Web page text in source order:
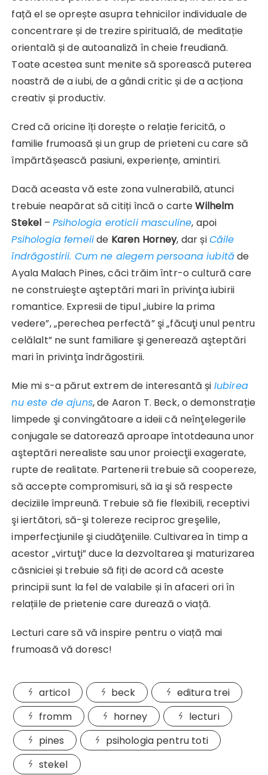
față el se oprește asupra tehnicilor individuale de
concentrare și de trezire spirituală, de meditație
orientală și de autoanaliză în cheie freudiană.
Toate acestea sunt menite să sporească puterea
noastră de a iubi, de a gândi critic și de a acționa
creativ și productiv.
Cred că oricine îți dorește o relație fericită, o
familie frumoasă și un grup de prieteni cu care să
împărtășească pasiuni, experiențe, amintiri.
Dacă aceasta vă este zona vulnerabilă, atunci
trebuie neapărat să citiți încă o carteWilhelm
Stekel – Psihologia eroticii masculine, apoi
Psihologia femeiide Karen Horney, dar șiCăile
îndrăgostirii. Cum ne alegem persoana iubităde
Ayala Malach Pines, căci trăim într-o cultură care
ne construieşte aşteptări mari în privinţa iubirii
romantice. Expresii de tipul „iubire la prima
vedere”, „perechea perfectă” şi „făcuţi unul pentru
celălalt” ne sunt familiare şi generează aşteptări
mari în privinţa îndrăgostirii.
Mie mi s-a părut extrem de interesantă și Iubirea
nu este de ajuns, de Aaron T. Beck, o demonstrație
limpede şi convingătoare a ideii că neînţelegerile
conjugale se datorează aproape întotdeauna unor
aşteptări nerealiste sau unor proiecţii exagerate,
rupte de realitate. Partenerii trebuie să coopereze,
să accepte compromisuri, să ia şi să respecte
deciziile împreună. Trebuie să fie flexibili, receptivi
şi iertători, să-şi tolereze reciproc greşelile,
imperfecţiunile şi ciudăţeniile. Cultivarea în timp a
acestor „virtuţi” duce la dezvoltarea şi maturizarea
căsniciei și trebuie să fiți de acord că aceste
principii sunt la fel de valabile și în afaceri ori în
relațiile de prietenie care durează o viață.
Lecturi care să vă inspire pentru o viață mai
frumoasă vă doresc!
articol beck
editura trei
fromm
horney
lecturi
pines
psihologia pentru toti
stekel